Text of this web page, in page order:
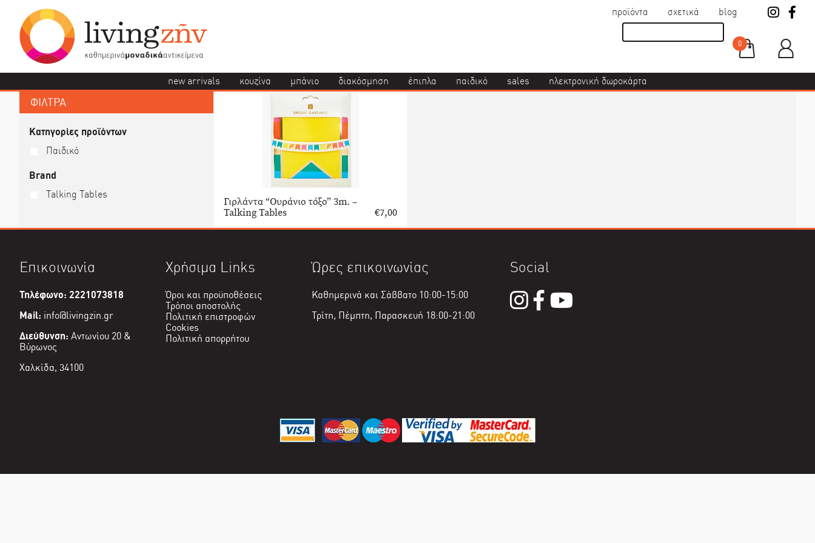
προϊόντα σχετικά blog
0
new arrivals κουζίνα μπάνιο διακόσμηση έπιπλα παιδικό sales ηλεκτρονική δωροκάρτα
ΦΙΛΤΡΑ
Κατηγορίες προϊόντων
Παιδικό
Brand
Talking Tables
Γιρλάντα “Ουράνιο τόξο” 3m. –
Talking Tables
€7,00
Επικοινωνία
Τηλέφωνο: 2221073818
Mail: info@livingzin.gr
Διεύθυνση: Αντωνίου 20 &
Βύρωνος
Χαλκίδα, 34100
Χρήσιμα Links
Όροι και προϋποθέσεις
Τρόποι αποστολής
Πολιτική επιστροφών
Cookies
Πολιτική απορρήτου
Ώρες επικοινωνίας
Καθημερινά και Σάββατο 10:00-15:00
Τρίτη, Πέμπτη, Παρασκευή 18:00-21:00
Social